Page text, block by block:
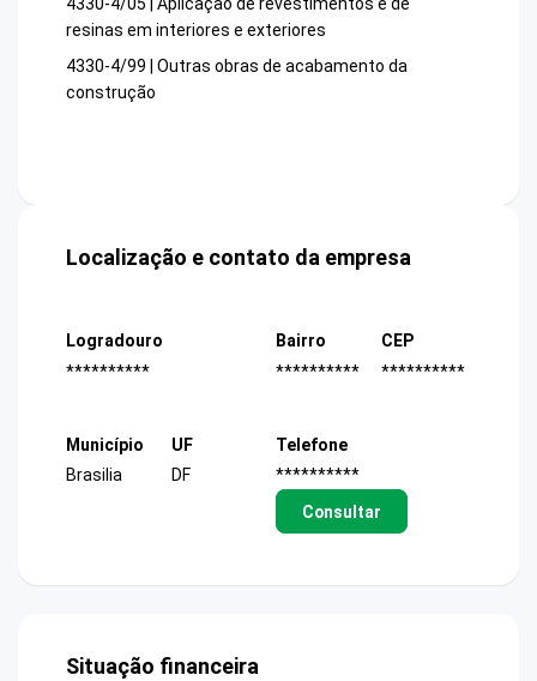
4330-4/05 | Aplicação de revestimentos e de
resinas em interiores e exteriores
4330-4/99 | Outras obras de acabamento da
construção
Localização e contato da empresa
Logradouro
**********
Bairro
**********
CEP
**********
Município
Brasilia
UF
DF
Telefone
**********
Consultar
Situação financeira